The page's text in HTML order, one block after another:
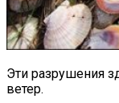
Эти разрушения
ветер.